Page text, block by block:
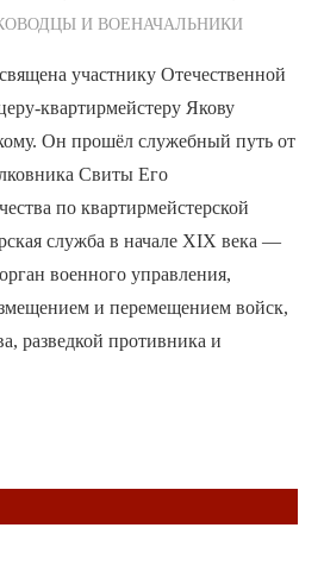
по Редакции
И ВОЕНАЧАЛЬНИКИ
участнику Отечественной
квартирмейстеру Якову
Он прошёл служебный путь от
Свиты Его
по квартирмейстерской
служба в начале XIX века —
военного управления,
и перемещением войск,
разведкой противника и